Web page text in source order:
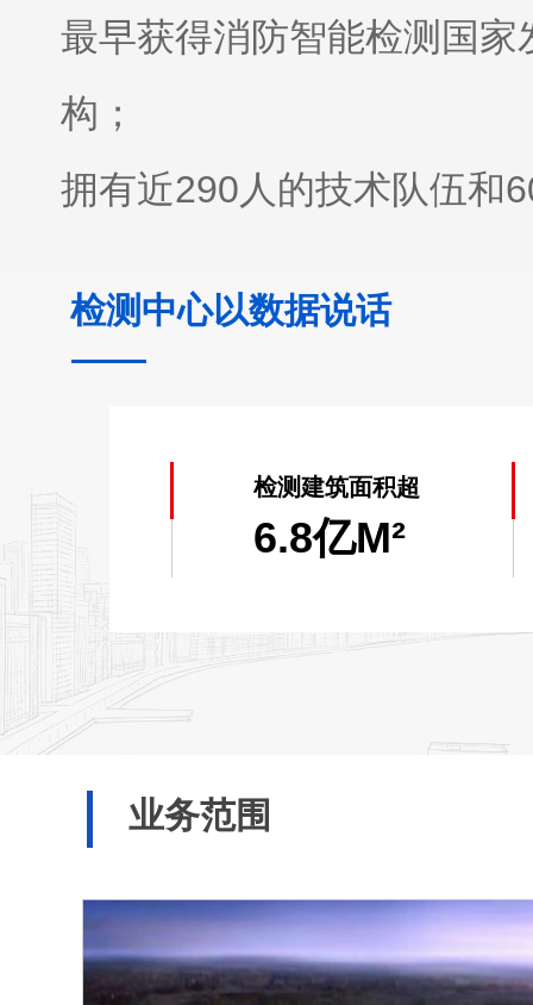
最早获得消防智能检测国
构；
拥有近290人的技术队伍和
连续两年获得广东省人民
2012年至今连续获得《高
参编4项消防技术标准；
全国第一家应用创新大数
天河区消防安全评估成果
运用自主发明消防智能检
先地位；
检测建筑面积超
6.8亿M²
检测中心以数据说话
业务范围